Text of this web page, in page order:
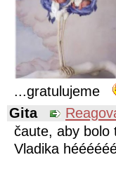
...gratulujeme
Gita
čaute, aby bolo
Vladika